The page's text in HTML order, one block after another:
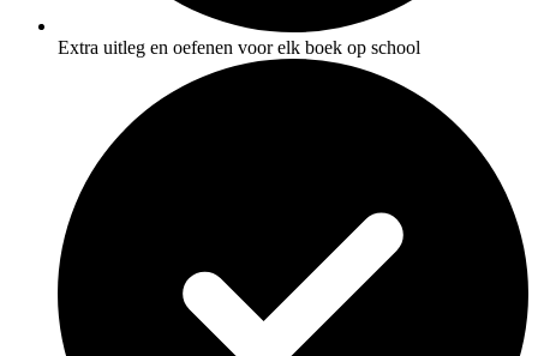
Extra uitleg en oefenen voor elk boek op school